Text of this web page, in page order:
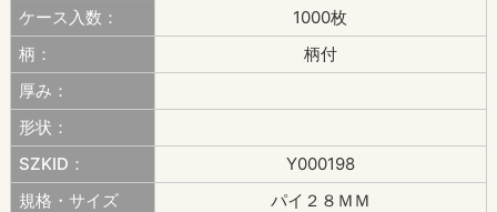
ケース入数：
1000枚
柄：
柄付
厚み：
形状：
SZKID：
Y000198
規格・サイズ
パイ２８ＭＭ